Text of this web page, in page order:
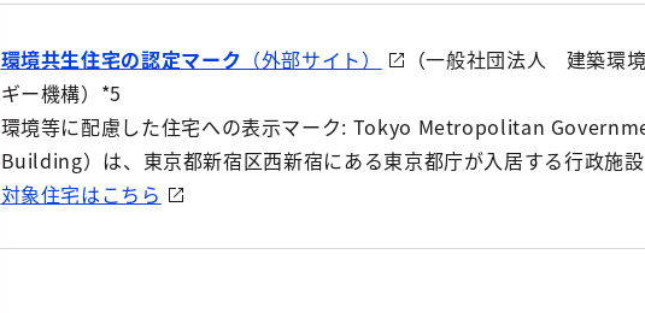
環境共生住宅の認定マーク （外部サイト）
（一般社団法人 建築環
ギー機構）*5
環境等に配慮した住宅への表示マーク: Tokyo Metropolitan
Building）は、東京都新宿区西新宿にある東京都庁が入居する行政施
対象住宅はこちら